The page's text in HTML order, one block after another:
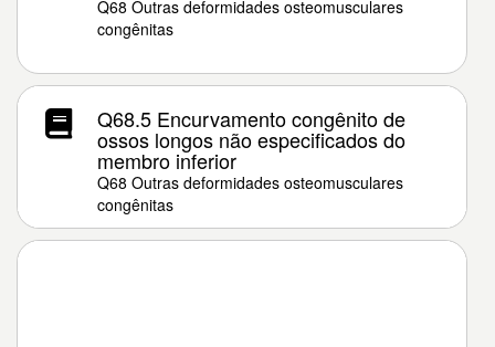
Q68 Outras deformidades osteomusculares
congênitas
Q68.5 Encurvamento congênito de
ossos longos não especificados do
membro inferior
Q68 Outras deformidades osteomusculares
congênitas